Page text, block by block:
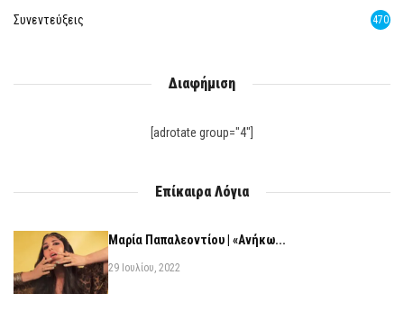
Συνεντεύξεις 470
Διαφήμιση
[adrotate group="4"]
Επίκαιρα Λόγια
Μαρία Παπαλεοντίου | «Ανήκω...
29 Ιουλίου, 2022